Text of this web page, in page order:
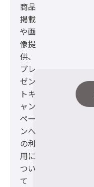
商品
掲載
や画
像提
供、
プレ
ゼン
トキ
ャン
ペー
ンへ
の利
用に
つい
て